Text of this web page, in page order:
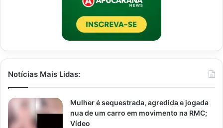
Notícias Mais Lidas:
Mulher é sequestrada, agredida e jogada
nua de um carro em movimento na RMC;
Vídeo